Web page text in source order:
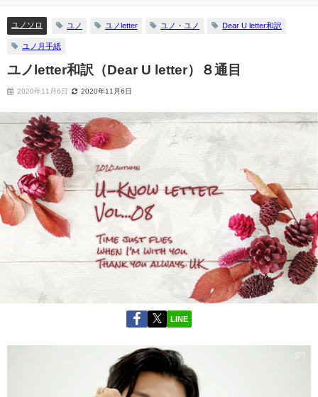
ユノソロ ユノ ユノletter ユノ・ユノ Dear U letter和訳
ユノ月手紙
ユノletter和訳（Dear U letter）８通目
2020年11月6日 2020年11月6日
LINE